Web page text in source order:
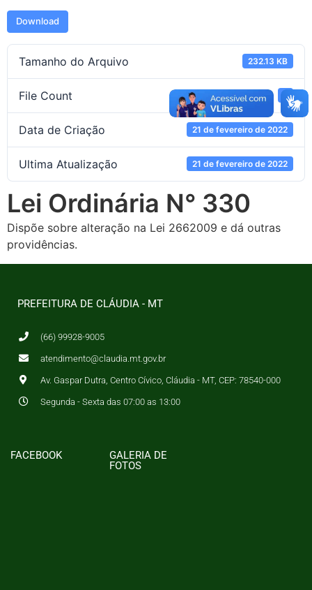
Download
Tamanho do Arquivo 232.13 KB
File Count 1
Data de Criação 21 de fevereiro de 2022
Ultima Atualização 21 de fevereiro de 2022
Lei Ordinária N° 330
Dispõe sobre alteração na Lei 2662009 e dá outras
providências.
PREFEITURA DE CLÁUDIA - MT
(66) 99928-9005
atendimento@claudia.mt.gov.br
Av. Gaspar Dutra, Centro Cívico, Cláudia - MT, CEP: 78540-000
Segunda - Sexta das 07:00 as 13:00
FACEBOOK
GALERIA DE
FOTOS